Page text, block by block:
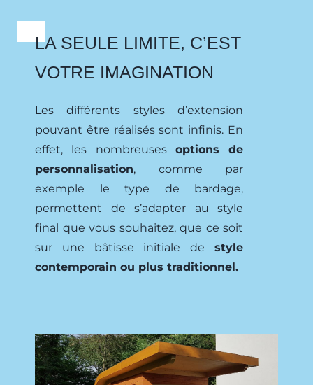
LA SEULE LIMITE, C’EST
VOTRE IMAGINATION
Les différents styles d’extension
pouvant être réalisés sont infinis. En
effet, les nombreuses options de
personnalisation, comme par
exemple le type de bardage,
permettent de s’adapter au style
final que vous souhaitez, que ce soit
sur une bâtisse initiale de style
contemporain ou plus traditionnel.